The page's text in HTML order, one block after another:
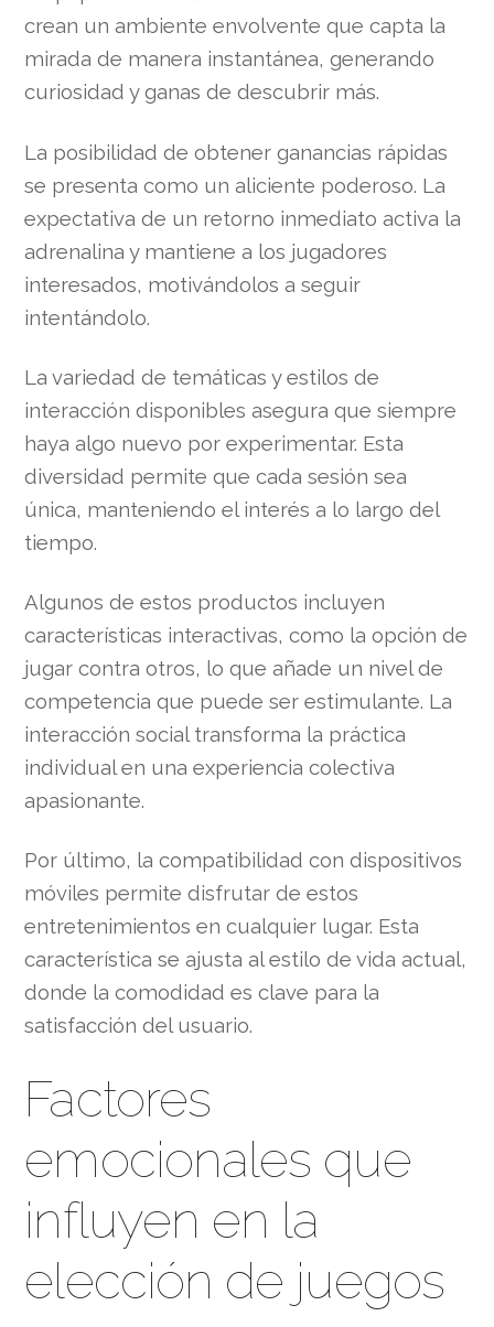
crean un ambiente envolvente que capta la
mirada de manera instantánea, generando
curiosidad y ganas de descubrir más.
La posibilidad de obtener ganancias rápidas
se presenta como un aliciente poderoso. La
expectativa de un retorno inmediato activa la
adrenalina y mantiene a los jugadores
interesados, motivándolos a seguir
intentándolo.
La variedad de temáticas y estilos de
interacción disponibles asegura que siempre
haya algo nuevo por experimentar. Esta
diversidad permite que cada sesión sea
única, manteniendo el interés a lo largo del
tiempo.
Algunos de estos productos incluyen
características interactivas, como la opción de
jugar contra otros, lo que añade un nivel de
competencia que puede ser estimulante. La
interacción social transforma la práctica
individual en una experiencia colectiva
apasionante.
Por último, la compatibilidad con dispositivos
móviles permite disfrutar de estos
entretenimientos en cualquier lugar. Esta
característica se ajusta al estilo de vida actual,
donde la comodidad es clave para la
satisfacción del usuario.
Factores
emocionales que
influyen en la
elección de juegos